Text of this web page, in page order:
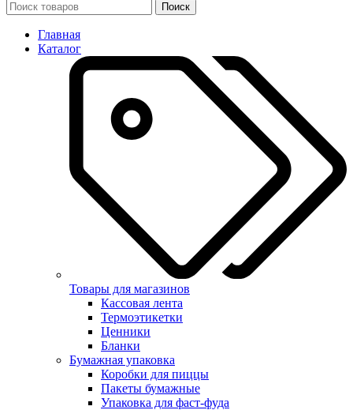
Поиск
Главная
Каталог
Товары для магазинов
Кассовая лента
Термоэтикетки
Ценники
Бланки
Бумажная упаковка
Коробки для пиццы
Пакеты бумажные
Упаковка для фаст-фуда